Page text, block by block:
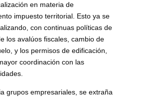
en materia de
impuesto territorial. Esto ya se
con continuas políticas de
los avalúos fiscales, cambio de
y los permisos de edificación,
coordinación con las
grupos empresariales, se extraña